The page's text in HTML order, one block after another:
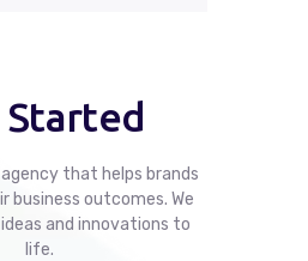
Started
that helps brands
business outcomes. We
and innovations to
life.